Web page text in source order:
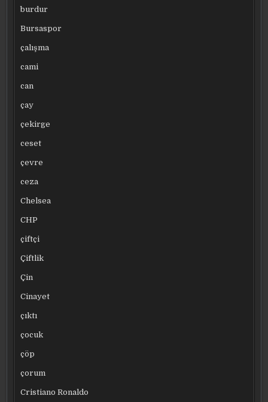
burdur
Bursaspor
çalışma
cami
can
çay
çekirge
ceset
çevre
ceza
Chelsea
CHP
çiftçi
Çiftlik
Çin
Cinayet
çıktı
çocuk
çöp
çorum
Cristiano Ronaldo